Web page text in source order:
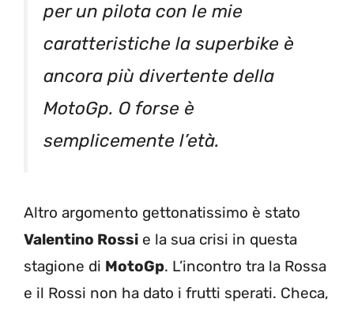
per un pilota con le mie
caratteristiche la superbike è
ancora più divertente della
MotoGp. O forse è
semplicemente l’età.
Altro argomento gettonatissimo è stato
Valentino Rossi e la sua crisi in questa
stagione di MotoGp. L’incontro tra la Rossa
e il Rossi non ha dato i frutti sperati. Checa,